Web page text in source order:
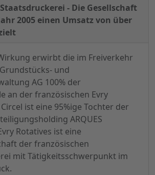
- Die Gesellschaft
2005 einen Umsatz von über
erwirbt die im Freiverkehr
und
AG 100% der
an der französischen Evry
Circel ist eine 95%ige Tochter der
ARQUES
Rotatives ist eine
der französischen
mit Tätigkeitsschwerpunkt im